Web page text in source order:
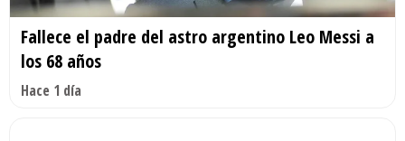
Fallece el padre del astro argentino Leo Messi a
los 68 años
Hace 1 día